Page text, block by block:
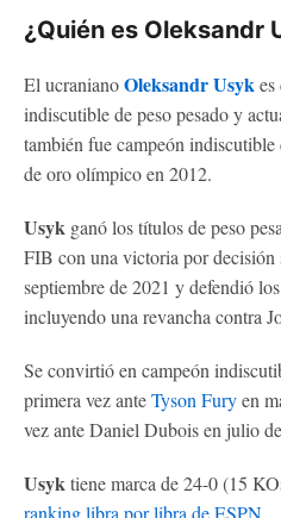
¿Quién es Oleksandr
El ucranianoOleksandr Usyk
indiscutible de peso pesado y
también fue campeón
de oro olímpico en 2012.
Usyk ganó los títulos de peso
FIB con una victoria por decisión
septiembre de 2021 y defendió
incluyendo una revancha contra
Se convirtió en campeón
primera vez anteTyson Furyen
vez ante Daniel Dubois en julio
Usyktiene marca de 24-0 (15
ranking libra por libra de ESPN.